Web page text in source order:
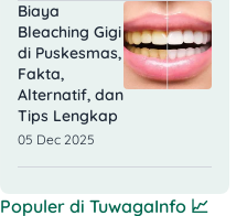
Biaya
Bleaching Gigi
di Puskesmas,
Fakta,
Alternatif, dan
Tips Lengkap
05 Dec 2025
Populer di TuwagaInfo 📈